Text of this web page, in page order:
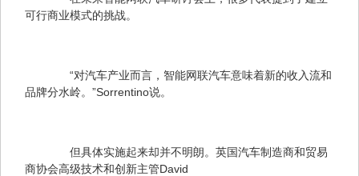
可行商业模式的挑战。
“对汽车产业而言，智能网联汽车意味着新的收入流和
品牌分水岭。”Sorrentino说。
但具体实施起来却并不明朗。英国汽车制造商和贸易
商协会高级技术和创新主管David